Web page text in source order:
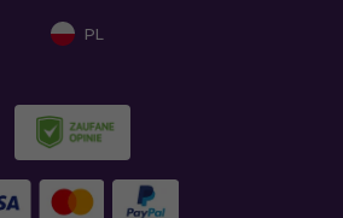
PL